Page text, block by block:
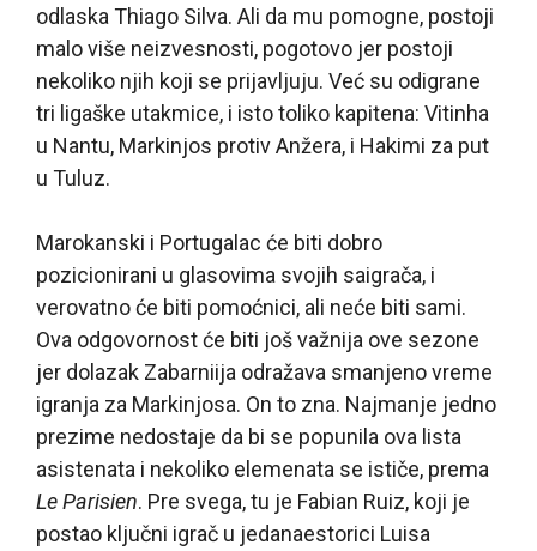
odlaska Thiago Silva. Ali da mu pomogne, postoji
malo više neizvesnosti, pogotovo jer postoji
nekoliko njih koji se prijavljuju. Već su odigrane
tri ligaške utakmice, i isto toliko kapitena: Vitinha
u Nantu, Markinjos protiv Anžera, i Hakimi za put
u Tuluz.
Marokanski i Portugalac će biti dobro
pozicionirani u glasovima svojih saigrača, i
verovatno će biti pomoćnici, ali neće biti sami.
Ova odgovornost će biti još važnija ove sezone
jer dolazak Zabarniija odražava smanjeno vreme
igranja za Markinjosa. On to zna. Najmanje jedno
prezime nedostaje da bi se popunila ova lista
asistenata i nekoliko elemenata se ističe, prema
Le Parisien. Pre svega, tu je Fabian Ruiz, koji je
postao ključni igrač u jedanaestorici Luisa